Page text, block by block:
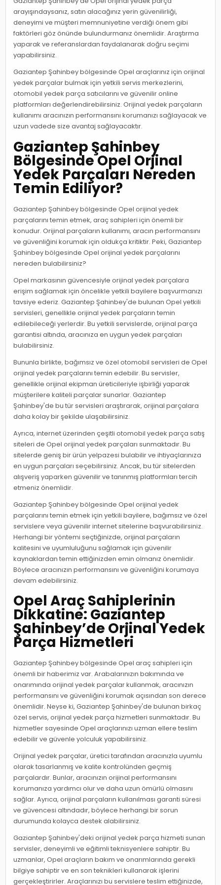
arayışındaysanız, satın alacağınız yerin güvenilirliği,
deneyimi ve müşteri memnuniyetine verdiği önem gibi
faktörleri göz önünde bulundurmanız önemlidir. Araştırma
yaparak ve referanslardan faydalanarak doğru seçimi
yapabilirsiniz.
Gaziantep Şahinbey bölgesinde Opel araçlarınız için orijinal
yedek parçalar bulmak için yetkili servis merkezlerini,
otomobil yedek parça satıcılarını ve güvenilir online
platformları değerlendirebilirsiniz. Orijinal yedek parçaların
kullanımı aracınızın performansını korumanızı sağlayacak ve
uzun vadede size avantaj sağlayacaktır.
Gaziantep Şahinbey
Bölgesinde Opel Orjinal
Yedek Parçaları Nereden
Temin Ediliyor?
Gaziantep Şahinbey bölgesinde Opel orijinal yedek
parçalarını temin etmek, araç sahipleri için önemli bir
konudur. Orijinal parçaların kullanımı, aracın performansını
ve güvenliğini korumak için oldukça kritiktir. Peki, Gaziantep
Şahinbey bölgesinde Opel orijinal yedek parçalarını
nereden bulabilirsiniz?
Opel markasının güvencesiyle orijinal yedek parçalara
erişim sağlamak için öncelikle yetkili bayilere başvurmanızı
tavsiye ederiz. Gaziantep Şahinbey'de bulunan Opel yetkili
servisleri, genellikle orijinal yedek parçaların temin
edilebileceği yerlerdir. Bu yetkili servislerde, orijinal parça
garantisi altında, aracınıza en uygun yedek parçaları
bulabilirsiniz.
Bununla birlikte, bağımsız ve özel otomobil servisleri de Opel
orijinal yedek parçalarını temin edebilir. Bu servisler,
genellikle orijinal ekipman üreticileriyle işbirliği yaparak
müşterilere kaliteli parçalar sunarlar. Gaziantep
Şahinbey'de bu tür servisleri araştırarak, orijinal parçalara
daha kolay bir şekilde ulaşabilirsiniz.
Ayrıca, internet üzerinden çeşitli otomobil yedek parça satış
siteleri de Opel orijinal yedek parçaları sunmaktadır. Bu
sitelerde geniş bir ürün yelpazesi bulabilir ve ihtiyaçlarınıza
en uygun parçaları seçebilirsiniz. Ancak, bu tür sitelerden
alışveriş yaparken güvenilir ve tanınmış platformları tercih
etmeniz önemlidir.
Gaziantep Şahinbey bölgesinde Opel orijinal yedek
parçalarını temin etmek için yetkili bayilere, bağımsız ve özel
servislere veya güvenilir internet sitelerine başvurabilirsiniz.
Herhangi bir yöntemi seçtiğinizde, orijinal parçaların
kalitesini ve uyumluluğunu sağlamak için güvenilir
kaynaklardan temin ettiğinizden emin olmanız önemlidir.
Böylece aracınızın performansını ve güvenliğini korumaya
devam edebilirsiniz.
Opel Araç Sahiplerinin
Dikkatine: Gaziantep
Şahinbey’de Orjinal Yedek
Parça Hizmetleri
Gaziantep Şahinbey bölgesinde Opel araç sahipleri için
önemli bir haberimiz var. Arabalarınızın bakımında ve
onarımında orijinal yedek parçalar kullanmak, aracınızın
performansını ve güvenliğini korumak açısından son derece
önemlidir. Neyse ki, Gaziantep Şahinbey'de bulunan birkaç
özel servis, orijinal yedek parça hizmetleri sunmaktadır. Bu
hizmetler sayesinde Opel araçlarınızı uzman ellere teslim
edebilir ve güvenle yolculuk yapabilirsiniz.
Orijinal yedek parçalar, üretici tarafından aracınızla uyumlu
olarak tasarlanmış ve kalite kontrolünden geçmiş
parçalardır. Bunlar, aracınızın orijinal performansını
korumanıza yardımcı olur ve daha uzun ömürlü olmasını
sağlar. Ayrıca, orijinal parçaların kullanılması garanti süresi
ve güvencesi altındadır, böylece herhangi bir sorun
durumunda kolayca destek alabilirsiniz.
Gaziantep Şahinbey'deki orijinal yedek parça hizmeti sunan
servisler, deneyimli ve eğitimli teknisyenlere sahiptir. Bu
uzmanlar, Opel araçların bakım ve onarımlarında gerekli
bilgiye sahiptir ve en son teknikleri kullanarak işlerini
gerçekleştirirler. Araçlarınızı bu servislere teslim ettiğinizde,